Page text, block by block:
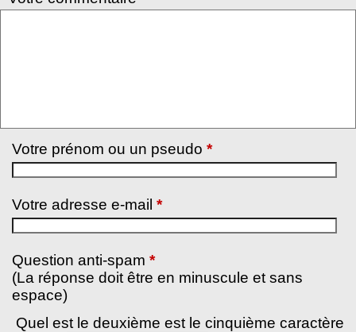
Votre prénom ou un pseudo *
Votre adresse e-mail *
Question anti-spam *
(La réponse doit être en minuscule et sans
espace)
Quel est le deuxième est le cinquième caractère